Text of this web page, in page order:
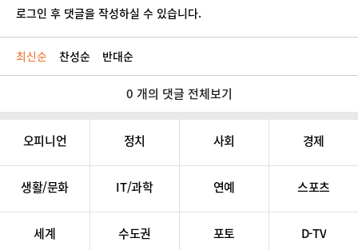
로그인 후 댓글을 작성하실 수 있습니다.
최신순 찬성순 반대순
0 개의 댓글 전체보기
오피니언 정치 사회 경제
생활/문화 IT/과학 연예 스포츠
세계 수도권 포토 D-TV